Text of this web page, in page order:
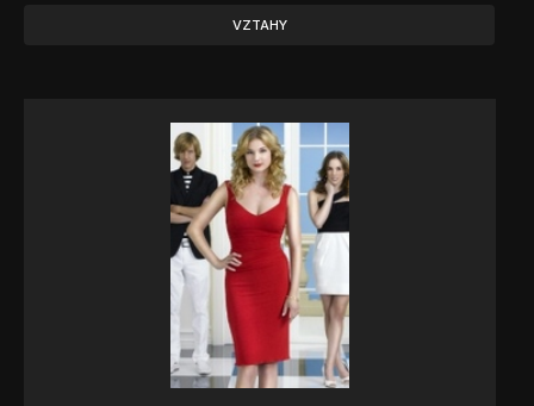
VZTAHY